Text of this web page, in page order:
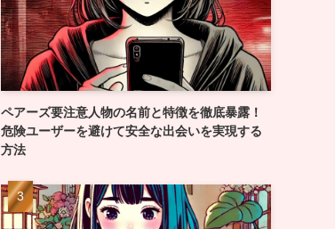
ペアーズ要注意人物の名前と特徴を徹底暴露！
危険ユーザーを避けて安全な出会いを実現する
方法